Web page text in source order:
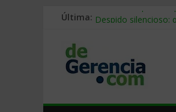
Última: Stablecoins para
Trabajo forzoso en
Mercado hispano de